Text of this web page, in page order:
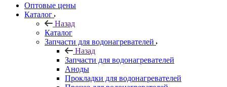
Оптовые цены
Каталог
Назад
Каталог
Запчасти для водонагревателей
Назад
Запчасти для водонагревателей
Аноды
Прокладки для водонагревателей